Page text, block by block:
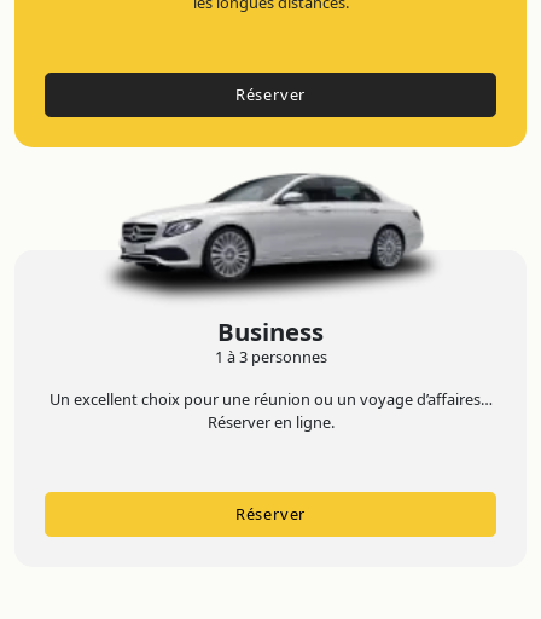
Réserver
Business
1 à 3 personnes
Un excellent choix pour une réunion ou un voyage d’affaires…
Réserver en ligne.
Réserver